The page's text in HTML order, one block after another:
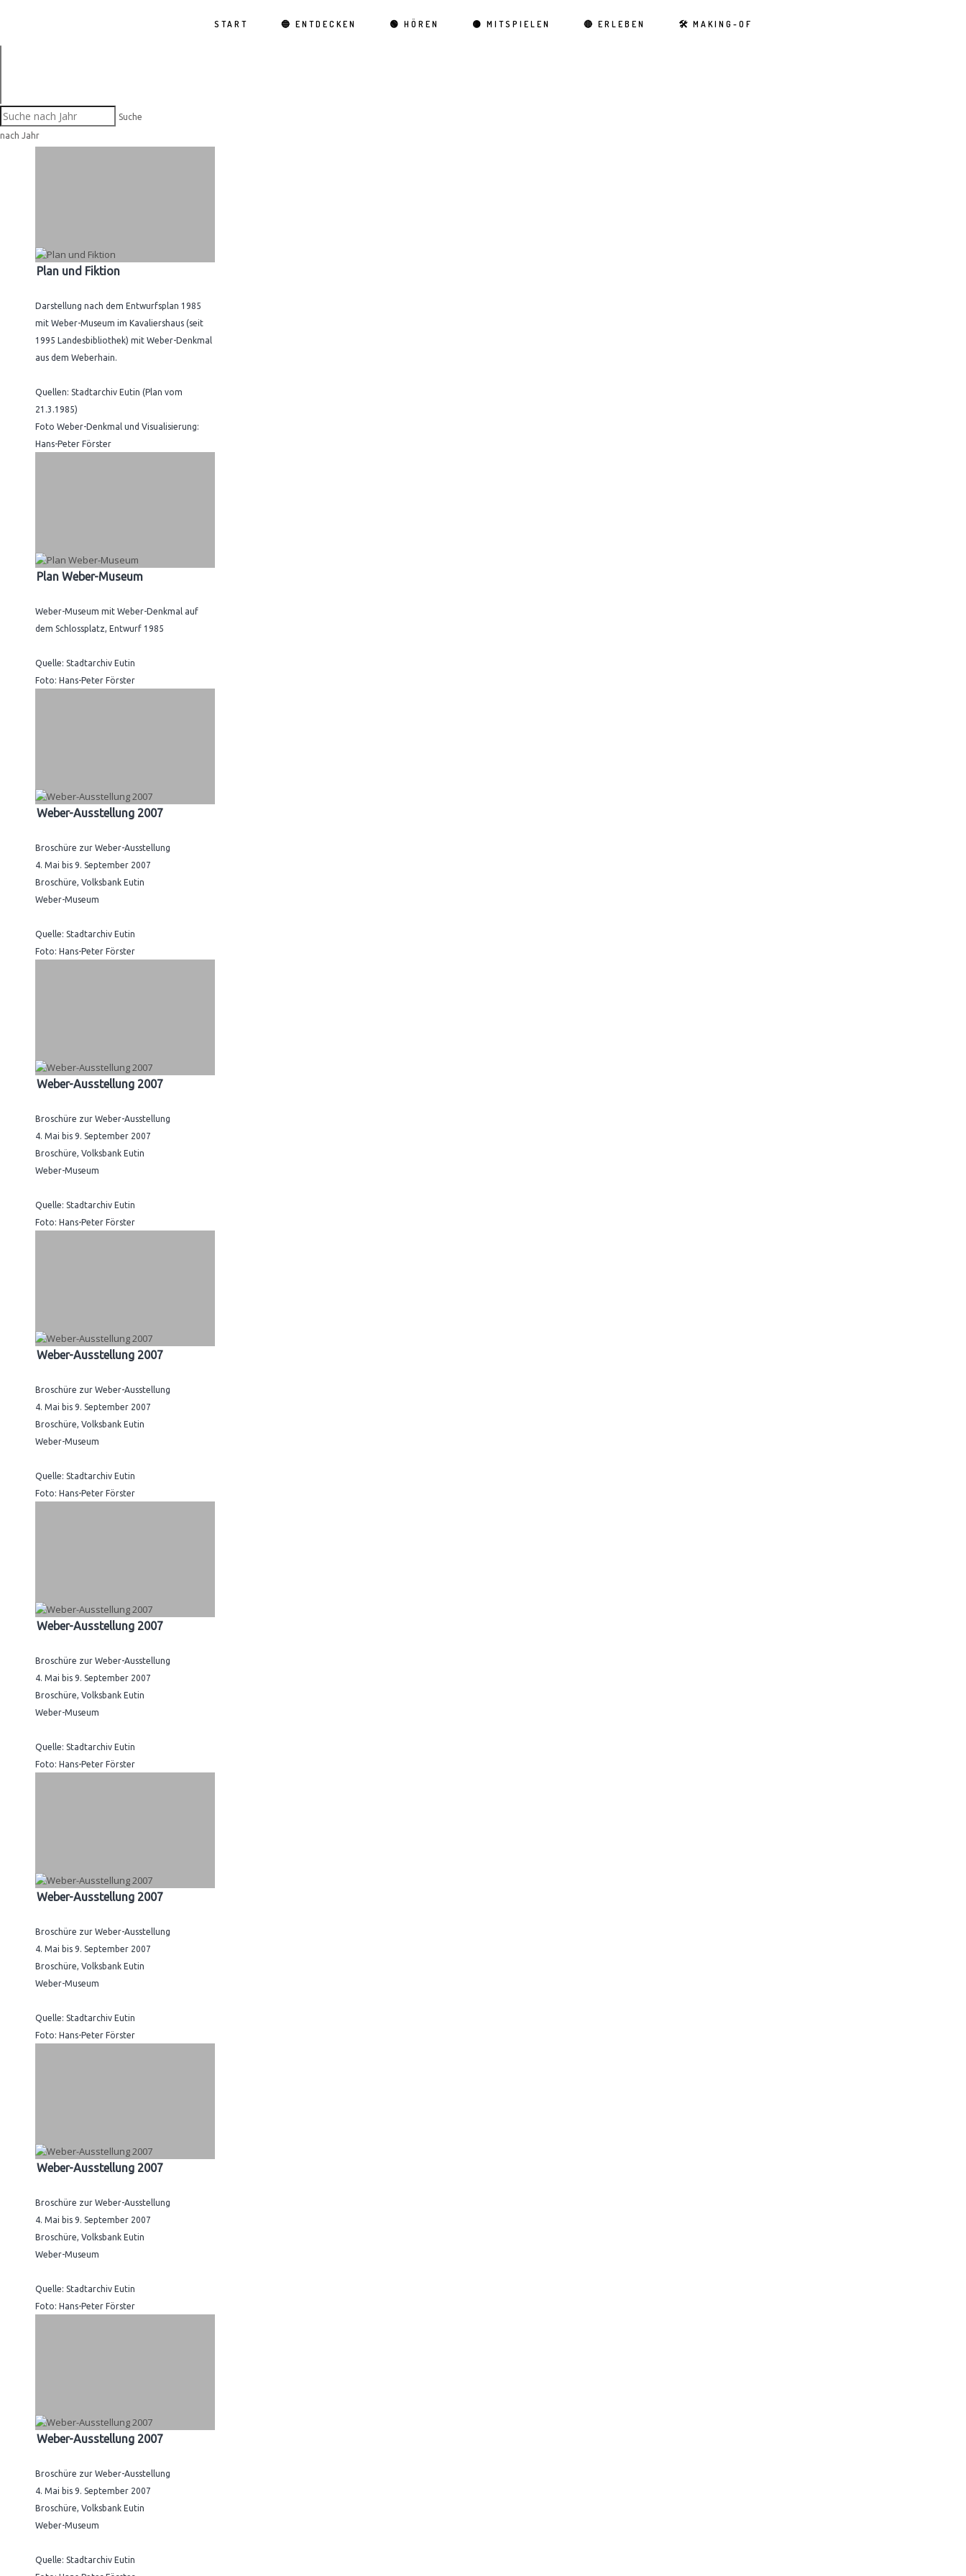
START 🔵 ENTDECKEN 🟢 HÖREN 🟡 MITSPIELEN 🔴 ERLEBEN 🛠 MAKING-OF
Suche
nach Jahr
Plan und Fiktion
Darstellung nach dem Entwurfsplan 1985
mit Weber-Museum im Kavaliershaus (seit
1995 Landesbibliothek) mit Weber-Denkmal
aus dem Weberhain.
Quellen: Stadtarchiv Eutin (Plan vom
21.3.1985)
Foto Weber-Denkmal und Visualisierung:
Hans-Peter Förster
Plan Weber-Museum
Weber-Museum mit Weber-Denkmal auf
dem Schlossplatz, Entwurf 1985
Quelle: Stadtarchiv Eutin
Foto: Hans-Peter Förster
Weber-Ausstellung 2007
Broschüre zur Weber-Ausstellung
4. Mai bis 9. September 2007
Broschüre, Volksbank Eutin
Weber-Museum
Quelle: Stadtarchiv Eutin
Foto: Hans-Peter Förster
Weber-Ausstellung 2007
Broschüre zur Weber-Ausstellung
4. Mai bis 9. September 2007
Broschüre, Volksbank Eutin
Weber-Museum
Quelle: Stadtarchiv Eutin
Foto: Hans-Peter Förster
Weber-Ausstellung 2007
Broschüre zur Weber-Ausstellung
4. Mai bis 9. September 2007
Broschüre, Volksbank Eutin
Weber-Museum
Quelle: Stadtarchiv Eutin
Foto: Hans-Peter Förster
Weber-Ausstellung 2007
Broschüre zur Weber-Ausstellung
4. Mai bis 9. September 2007
Broschüre, Volksbank Eutin
Weber-Museum
Quelle: Stadtarchiv Eutin
Foto: Hans-Peter Förster
Weber-Ausstellung 2007
Broschüre zur Weber-Ausstellung
4. Mai bis 9. September 2007
Broschüre, Volksbank Eutin
Weber-Museum
Quelle: Stadtarchiv Eutin
Foto: Hans-Peter Förster
Weber-Ausstellung 2007
Broschüre zur Weber-Ausstellung
4. Mai bis 9. September 2007
Broschüre, Volksbank Eutin
Weber-Museum
Quelle: Stadtarchiv Eutin
Foto: Hans-Peter Förster
Weber-Ausstellung 2007
Broschüre zur Weber-Ausstellung
4. Mai bis 9. September 2007
Broschüre, Volksbank Eutin
Weber-Museum
Quelle: Stadtarchiv Eutin